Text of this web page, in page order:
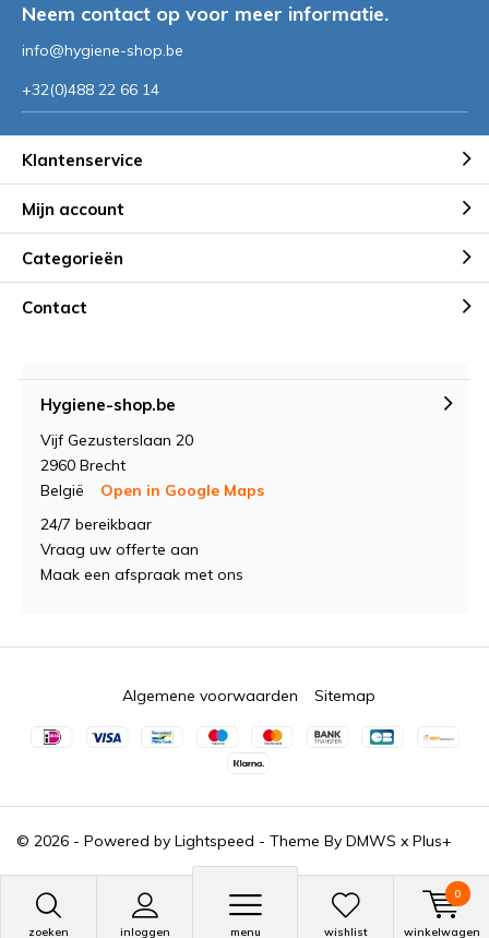
zoeken inloggen menu wishlist winkelwagen
0
Neem contact op voor meer informatie.
info@hygiene-shop.be
+32(0)488 22 66 14
Klantenservice
Mijn account
Categorieën
Contact
Hygiene-shop.be
Vijf Gezusterslaan 20
2960 Brecht
België
Open in Google Maps
24/7 bereikbaar
Vraag uw offerte aan
Maak een afspraak met ons
© 2026 - Powered by Lightspeed - Theme By DMWS x Plus+
Algemene voorwaarden Sitemap